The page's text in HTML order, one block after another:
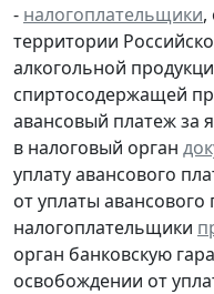
- налогоплательщики,
территории
алкогольной
спиртосодержащей
авансовый платеж за
в налоговый орган
уплату авансового
от уплаты авансового
налогоплательщики
орган банковскую
освобождении от